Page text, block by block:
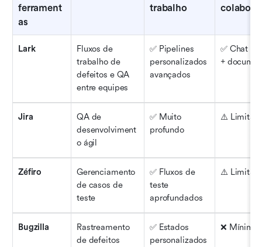
ferrament
as
trabalho
Lark
Fluxos de
trabalho de
defeitos e QA
entre equipes
✅ Pipelines
personalizados
avançados
✅ Chat
+
Jira
QA de
desenvolviment
o ágil
✅ Muito
profundo
⚠️
Zéfiro
Gerenciamento
de casos de
teste
✅ Fluxos de
teste
aprofundados
⚠️
Bugzilla
Rastreamento
de defeitos
✅ Estados
personalizados
❌ Mínimo